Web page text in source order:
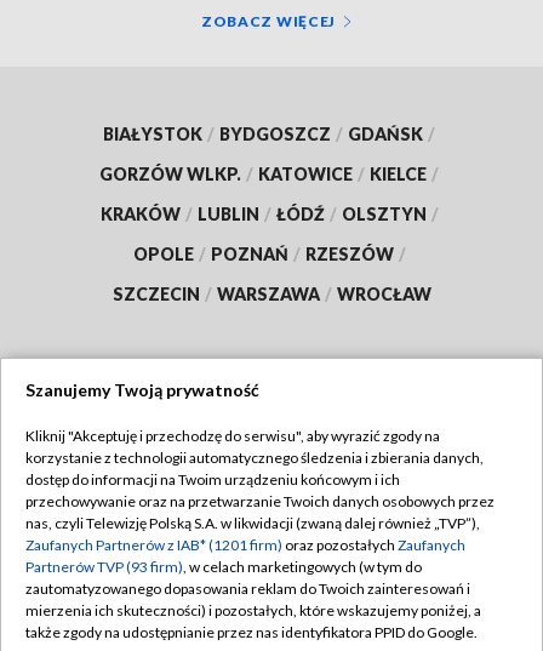
ZOBACZ WIĘCEJ
BIAŁYSTOK / BYDGOSZCZ / GDAŃSK /
GORZÓW WLKP. / KATOWICE / KIELCE /
KRAKÓW / LUBLIN / ŁÓDŹ / OLSZTYN /
OPOLE / POZNAŃ / RZESZÓW /
SZCZECIN / WARSZAWA / WROCŁAW
TVP
Abonament TVP
Emisja w TVP
Centrum informacji TVP
Naziemna Telewizja Cyfrowa
Regulamin TVP
Polityka prywatności
Moje zgody
Pomoc
Szanujemy Twoją prywatność
Kliknij "Akceptuję i przechodzę do serwisu", aby wyrazić zgody na
korzystanie z technologii automatycznego śledzenia i zbierania danych,
dostęp do informacji na Twoim urządzeniu końcowym i ich
przechowywanie oraz na przetwarzanie Twoich danych osobowych przez
nas, czyli Telewizję Polską S.A. w likwidacji (zwaną dalej również „TVP”),
Zaufanych Partnerów z IAB* (1201 firm) oraz pozostałych Zaufanych
Partnerów TVP (93 firm), w celach marketingowych (w tym do
zautomatyzowanego dopasowania reklam do Twoich zainteresowań i
mierzenia ich skuteczności) i pozostałych, które wskazujemy poniżej, a
także zgody na udostępnianie przez nas identyfikatora PPID do Google.